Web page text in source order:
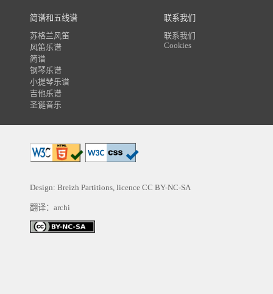
简谱和五线谱
苏格兰风笛
风笛乐谱
简谱
钢琴乐谱
小提琴乐谱
吉他乐谱
圣诞音乐
联系我们
联系我们
Cookies
Design: Breizh Partitions, licence CC BY-NC-SA
翻译：archi